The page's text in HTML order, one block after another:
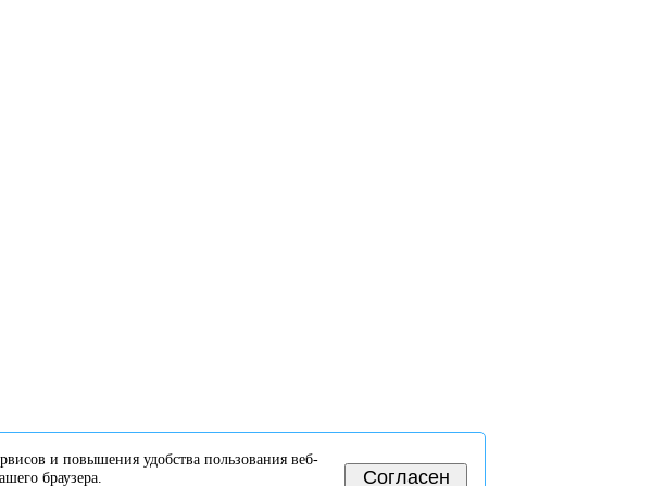
и повышения удобства пользования веб-
браузера.
Согласен